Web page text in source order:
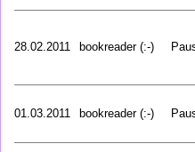
28.02.2011 bookreader (:-)
01.03.2011 bookreader (:-)